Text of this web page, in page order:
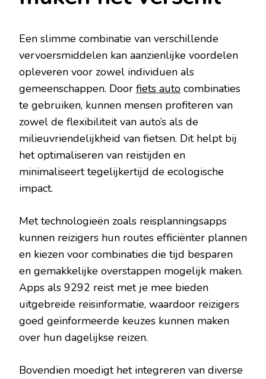
Een slimme combinatie van verschillende
vervoersmiddelen kan aanzienlijke voordelen
opleveren voor zowel individuen als
gemeenschappen. Door fiets auto combinaties
te gebruiken, kunnen mensen profiteren van
zowel de flexibiliteit van auto’s als de
milieuvriendelijkheid van fietsen. Dit helpt bij
het optimaliseren van reistijden en
minimaliseert tegelijkertijd de ecologische
impact.
Met technologieën zoals reisplanningsapps
kunnen reizigers hun routes efficiënter plannen
en kiezen voor combinaties die tijd besparen
en gemakkelijke overstappen mogelijk maken.
Apps als 9292 reist met je mee bieden
uitgebreide reisinformatie, waardoor reizigers
goed geïnformeerde keuzes kunnen maken
over hun dagelijkse reizen.
Bovendien moedigt het integreren van diverse